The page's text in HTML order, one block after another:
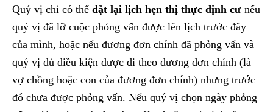
Quý vị chỉ có thể đặt lại lịch hẹn thị thực định cư nếu
quý vị đã lỡ cuộc phỏng vấn được lên lịch trước đây
của mình, hoặc nếu đương đơn chính đã phỏng vấn và
quý vị đủ điều kiện được đi theo đương đơn chính (là
vợ chồng hoặc con của đương đơn chính) nhưng trước
đó chưa được phỏng vấn. Nếu quý vị chọn ngày phỏng